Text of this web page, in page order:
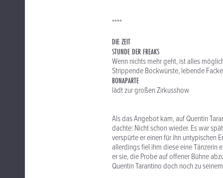
****
DIE ZEIT
STUNDE DER FREAKS
Wenn nichts mehr geht, ist alles
Strippende Bockwürste, lebende
BONAPARTE
lädt zur großen Zirkusshow
Als das Angebot kam, auf Quentin
dachte: Nicht schon wieder. Es war
verspürte er einen für ihn untypischen
allerdings fiel ihm diese eine Tänzerin
er sie, die Probe auf offener Bühne
Quentin Tarantino doch noch zu